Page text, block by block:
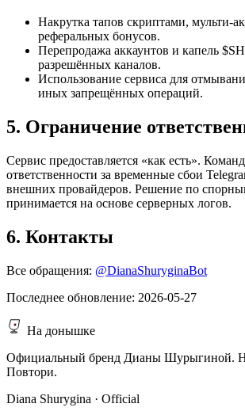
Накрутка тапов скриптами, мульти-
реферальных бонусов.
Перепродажа аккаунтов и капель
разрешённых каналов.
Использование сервиса для
иных запрещённых операций.
5. Ограничение
Сервис предоставляется «как есть».
ответственности за временные сбои
внешних провайдеров. Решение по
принимается на основе серверных логов.
6. Контакты
Все обращения: @DianaShuryginaBot
Последнее обновление: 2026-05-27
На донышке
Официальный бренд Дианы Шурыгиной.
Повтори.
Diana Shurygina · Official